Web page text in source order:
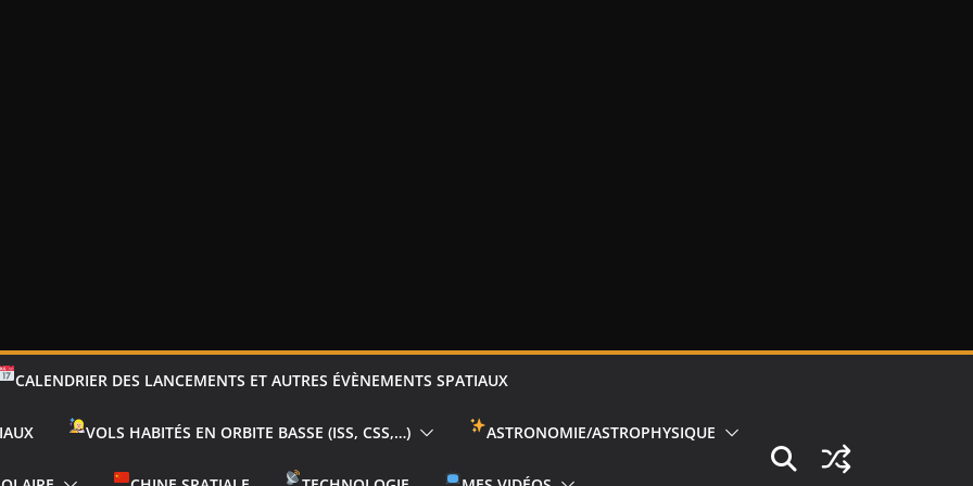
CALENDRIER DES LANCEMENTS ET AUTRES ÉVÈNEMENTS SPATIAUX
VOLS HABITÉS EN ORBITE BASSE (ISS, CSS,…) ASTRONOMIE/ASTROPHYSIQUE